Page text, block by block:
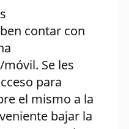
contar con
Se les
para
el mismo a la
bajar la